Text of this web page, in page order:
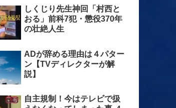
しくじり先生神回「村西と
おる」前科7犯・懲役370年
の壮絶人生
ADが辞める理由は４パター
ン【TVディレクターが解
説】
自主規制！今はテレビで扱